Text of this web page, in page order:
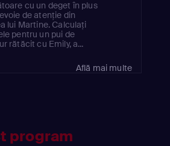
cu un deget în plus
de atenție din
lui Martine. Calculați
pentru un pui de
rătăcit cu Emily, a...
Află mai multe
program